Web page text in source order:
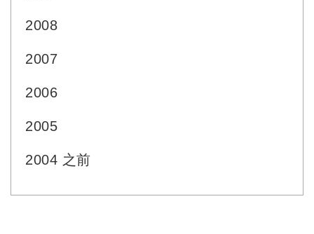
2008
2007
2006
2005
2004 之前